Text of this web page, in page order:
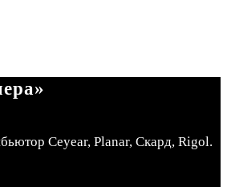
Ceyear, Planar, Скард, Rigol.